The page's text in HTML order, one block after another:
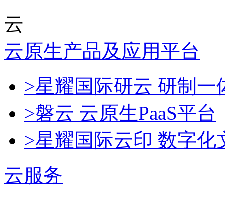
云
云原生产品及应用平台
>星耀国际研云 研制
>磐云 云原生PaaS平台
>星耀国际云印 数字化
云服务